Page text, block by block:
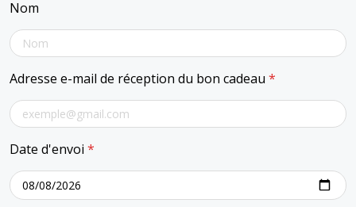
Nom
Adresse e-mail de réception du bon cadeau *
Date d'envoi *